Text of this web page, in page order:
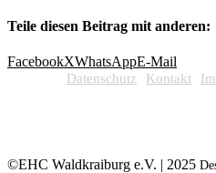
Teile diesen Beitrag mit anderen:
FacebookXWhatsAppE-Mail
Datenschutz Kontakt
©EHC Waldkraiburg e.V. | 2025